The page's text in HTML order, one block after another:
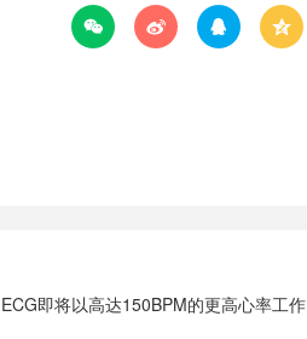
   
即将以高达150BPM的更高心率工作